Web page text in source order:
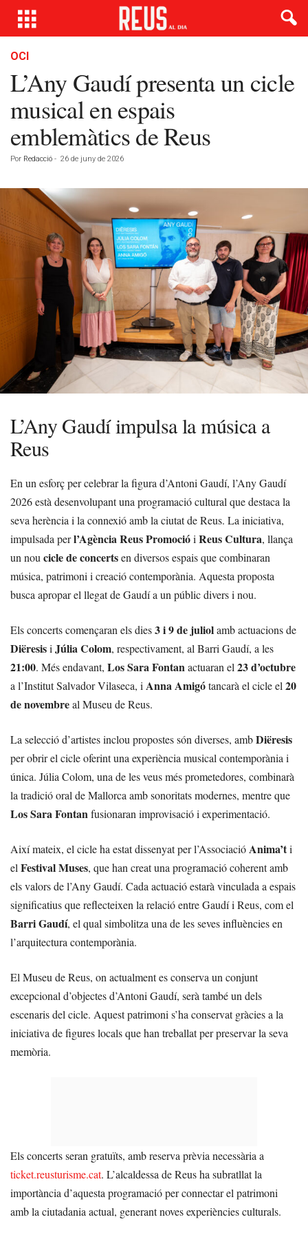
OCI
L’Any Gaudí presenta un cicle
musical en espais
emblemàtics de Reus
Por Redacció - 26 de juny de 2026
L’Any Gaudí impulsa la música a
Reus
En un esforç per celebrar la figura d’Antoni Gaudí, l’Any Gaudí
2026 està desenvolupant una programació cultural que destaca la
seva herència i la connexió amb la ciutat de Reus. La iniciativa,
impulsada perl’Agència Reus Promociói Reus Cultura, llança
un nou cicle de concertsen diversos espais que combinaran
música, patrimoni i creació contemporània. Aquesta proposta
busca apropar el llegat de Gaudí a un públic divers i nou.
Els concerts començaran els dies3 i 9 de juliolamb actuacions de
Diëresisi Júlia Colom, respectivament, al Barri Gaudí, a les
21:00. Més endavant, Los Sara Fontanactuaran el 23 d’octubre
a l’Institut Salvador Vilaseca, i Anna Amigótancarà el cicle el 20
de novembreal Museu de Reus.
La selecció d’artistes inclou propostes són diverses, ambDiëresis
per obrir el cicle oferint una experiència musical contemporània i
única. Júlia Colom, una de les veus més prometedores, combinarà
la tradició oral de Mallorca amb sonoritats modernes, mentre que
Los Sara Fontanfusionaran improvisació i experimentació.
Així mateix, el cicle ha estat dissenyat per l’AssociacióAnima’ti
el Festival Muses, que han creat una programació coherent amb
els valors de l’Any Gaudí. Cada actuació estarà vinculada a espais
significatius que reflecteixen la relació entre Gaudí i Reus, com el
Barri Gaudí, el qual simbolitza una de les seves influències en
l’arquitectura contemporània.
El Museu de Reus, on actualment es conserva un conjunt
excepcional d’objectes d’Antoni Gaudí, serà també un dels
escenaris del cicle. Aquest patrimoni s’ha conservat gràcies a la
iniciativa de figures locals que han treballat per preservar la seva
memòria.
Els concerts seran gratuïts, amb reserva prèvia necessària a
ticket.reusturisme.cat. L’alcaldessa de Reus ha subratllat la
importància d’aquesta programació per connectar el patrimoni
amb la ciutadania actual, generant noves experiències culturals.